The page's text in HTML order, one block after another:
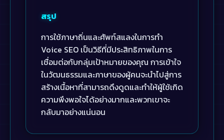
สรุป
การใช้ภาษาถิ่นและศัพท์สแลงในการทำ
Voice SEO เป็นวิธีที่มีประสิทธิภาพในการ
เชื่อมต่อกับกลุ่มเป้าหมายของคุณ การเข้าใจ
ในวัฒนธรรมและภาษาของผู้คนจะนำไปสู่การ
สร้างเนื้อหาที่สามารถดึงดูดและทำให้ผู้ใช้เกิด
ความพึงพอใจได้อย่างมากและพวกเขาจะ
กลับมาอย่างแน่นอน